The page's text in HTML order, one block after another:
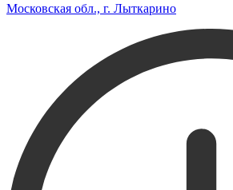
Московская обл., г. Лыткарино